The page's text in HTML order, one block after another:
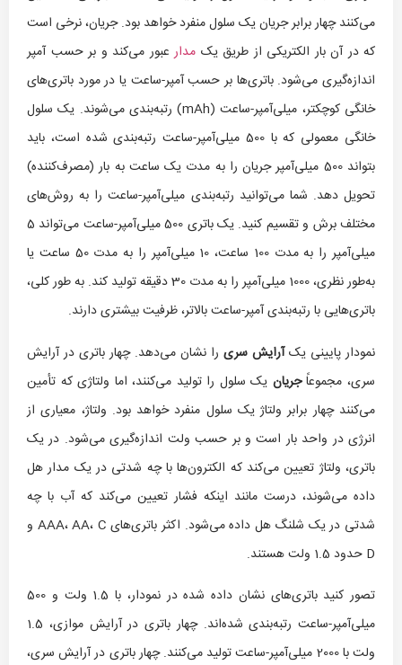
می‌کنند چهار برابر جریان یک سلول منفرد خواهد بود. جریان، نرخی است
که در آن بار الکتریکی از طریق یک مدارعبور می‌کند و بر حسب آمپر
اندازه‌گیری می‌شود. باتری‌ها بر حسب آمپر-ساعت یا در مورد باتری‌های
خانگی کوچکتر، میلی‌آمپر-ساعت (mAh) رتبه‌بندی می‌شوند. یک سلول
خانگی معمولی که با 500 میلی‌آمپر-ساعت رتبه‌بندی شده است، باید
بتواند 500 میلی‌آمپر جریان را به مدت یک ساعت به بار (مصرف‌کننده)
تحویل دهد. شما می‌توانید رتبه‌بندی میلی‌آمپر-ساعت را به روش‌های
مختلف برش و تقسیم کنید. یک باتری 500 میلی‌آمپر-ساعت می‌تواند 5
میلی‌آمپر را به مدت 100 ساعت، 10 میلی‌آمپر را به مدت 50 ساعت یا
به‌طور نظری، 1000 میلی‌آمپر را به مدت 30 دقیقه تولید کند. به طور کلی،
باتری‌هایی با رتبه‌بندی آمپر-ساعت بالاتر، ظرفیت بیشتری دارند.
نمودار پایینی یکآرایش سری را نشان می‌دهد. چهار باتری در آرایش
سری، مجموعاًجریان یک سلول را تولید می‌کنند، اما ولتاژی که تأمین
می‌کنند چهار برابر ولتاژ یک سلول منفرد خواهد بود. ولتاژ، معیاری از
انرژی در واحد بار است و بر حسب ولت اندازه‌گیری می‌شود. در یک
باتری، ولتاژ تعیین می‌کند که الکترون‌ها با چه شدتی در یک مدار هل
داده می‌شوند، درست مانند اینکه فشار تعیین می‌کند که آب با چه
شدتی در یک شلنگ هل داده می‌شود. اکثر باتری‌های AAA، AA، C و
D حدود 1.5 ولت هستند.
تصور کنید باتری‌های نشان داده شده در نمودار، با 1.5 ولت و 500
میلی‌آمپر-ساعت رتبه‌بندی شده‌اند. چهار باتری در آرایش موازی، 1.5
ولت با 2000 میلی‌آمپر-ساعت تولید می‌کنند. چهار باتری در آرایش سری،